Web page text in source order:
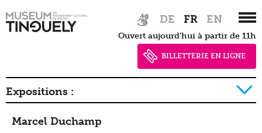
Hauptnavigation
to
DE FR EN
Ouvert aujourd'hui à partir de 11h
BILLETTERIE EN LIGNE
Expositions :
2026
Marcel Duchamp